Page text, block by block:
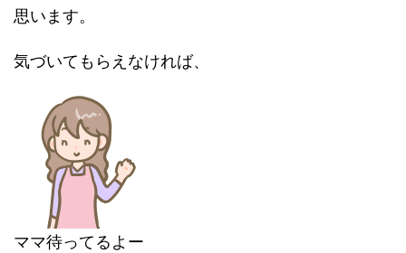
思います。
気づいてもらえなければ、
ママ待ってるよー